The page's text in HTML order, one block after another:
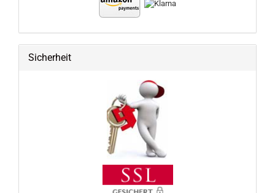
Sicherheit